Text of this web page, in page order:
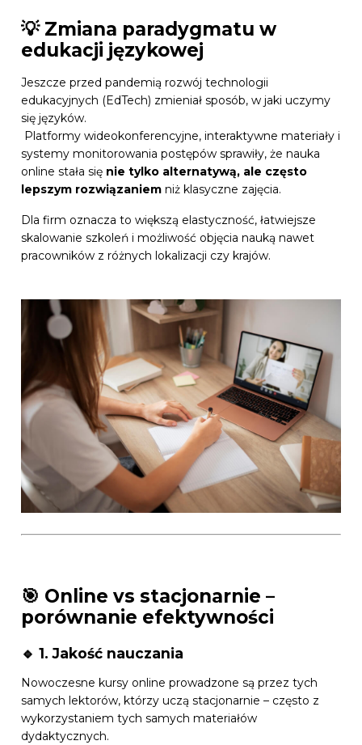
💡 Zmiana paradygmatu w
edukacji językowej
Jeszcze przed pandemią rozwój technologii
edukacyjnych (EdTech) zmieniał sposób, w jaki uczymy
się języków.
Platformy wideokonferencyjne, interaktywne materiały i
systemy monitorowania postępów sprawiły, że nauka
online stała się nie tylko alternatywą, ale często
lepszym rozwiązaniem niż klasyczne zajęcia.
Dla firm oznacza to większą elastyczność, łatwiejsze
skalowanie szkoleń i możliwość objęcia nauką nawet
pracowników z różnych lokalizacji czy krajów.
🎯 Online vs stacjonarnie –
porównanie efektywności
🔹 1. Jakość nauczania
Nowoczesne kursy online prowadzone są przez tych
samych lektorów, którzy uczą stacjonarnie – często z
wykorzystaniem tych samych materiałów
dydaktycznych.